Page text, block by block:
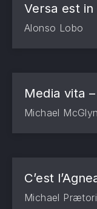
Versa est
Alonso Lobo
Media vita
Michael
C’est
Michael